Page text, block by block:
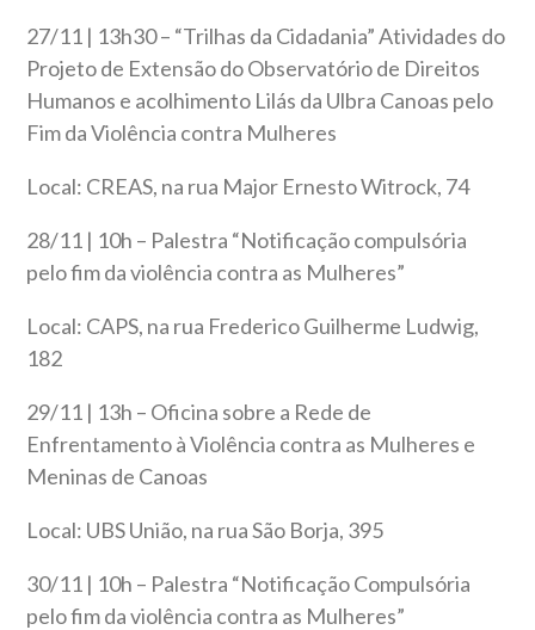
27/11 | 13h30 – “Trilhas da Cidadania” Atividades do
Projeto de Extensão do Observatório de Direitos
Humanos e acolhimento Lilás da Ulbra Canoas pelo
Fim da Violência contra Mulheres
Local: CREAS, na rua Major Ernesto Witrock, 74
28/11 | 10h – Palestra “Notificação compulsória
pelo fim da violência contra as Mulheres”
Local: CAPS, na rua Frederico Guilherme Ludwig,
182
29/11 | 13h – Oficina sobre a Rede de
Enfrentamento à Violência contra as Mulheres e
Meninas de Canoas
Local: UBS União, na rua São Borja, 395
30/11 | 10h – Palestra “Notificação Compulsória
pelo fim da violência contra as Mulheres”